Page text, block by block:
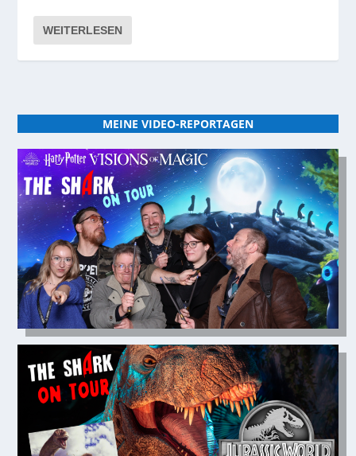
WEITERLESEN
MEINE VIDEO-REPORTAGEN